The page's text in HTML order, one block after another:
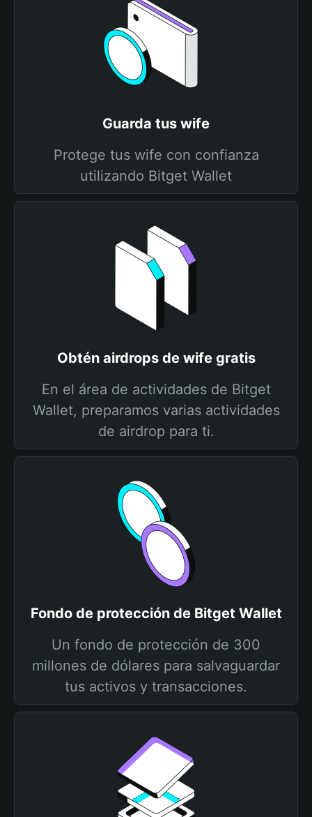
Guarda tus wife
Protege tus wife con confianza
utilizando Bitget Wallet
Obtén airdrops de wife gratis
En el área de actividades de Bitget
Wallet, preparamos varias actividades
de airdrop para ti.
Fondo de protección de Bitget Wallet
Un fondo de protección de 300
millones de dólares para salvaguardar
tus activos y transacciones.